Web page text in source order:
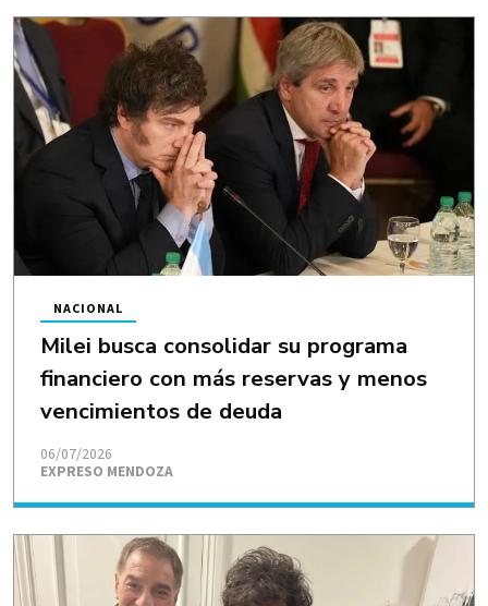
Milei busca consolidar su programa
financiero con más reservas y menos
vencimientos de deuda
EXPRESO MENDOZA
NACIONAL
06/07/2026